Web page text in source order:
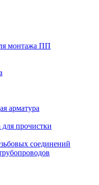
монтажа ПП
арматура
для прочистки
соединений